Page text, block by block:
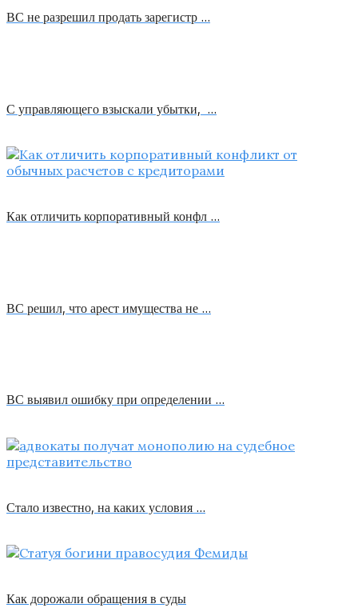
ВС не разрешил продать зарегистр …
С управляющего взыскали убытки, …
Как отличить корпоративный конфл …
ВС решил, что арест имущества не …
ВС выявил ошибку при определении …
Стало известно, на каких условия …
Как дорожали обращения в суды